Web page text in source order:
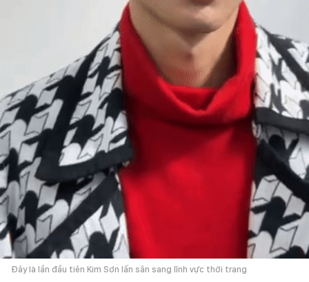
Đây là lần đầu tiên Kim Sơn lấn sân sang lĩnh vực thời trang